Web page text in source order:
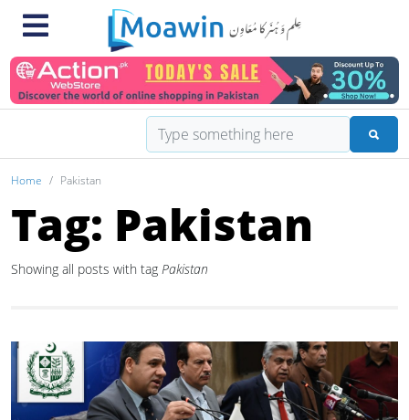
Home Pakistan
Tag: Pakistan
Showing all posts with tag Pakistan